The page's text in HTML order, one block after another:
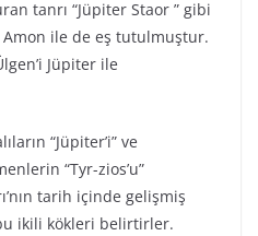
tanrı “Jüpiter Staor ” gibi
Amon ile de eş tutulmuştur.
Jüpiter ile
“Jüpiter’i” ve
“Tyr-zios’u”
tarih içinde gelişmiş
ikili kökleri belirtirler.